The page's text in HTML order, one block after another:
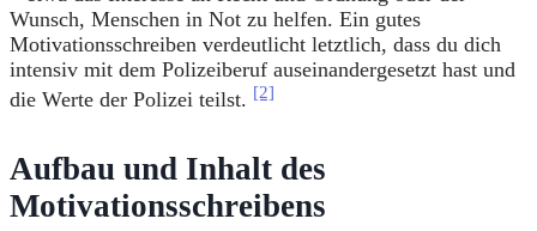
Wunsch, Menschen in Not zu helfen. Ein gutes
Motivationsschreiben verdeutlicht letztlich, dass du dich
intensiv mit dem Polizeiberuf auseinandergesetzt hast und
die Werte der Polizei teilst. [2]
Aufbau und Inhalt des
Motivationsschreibens